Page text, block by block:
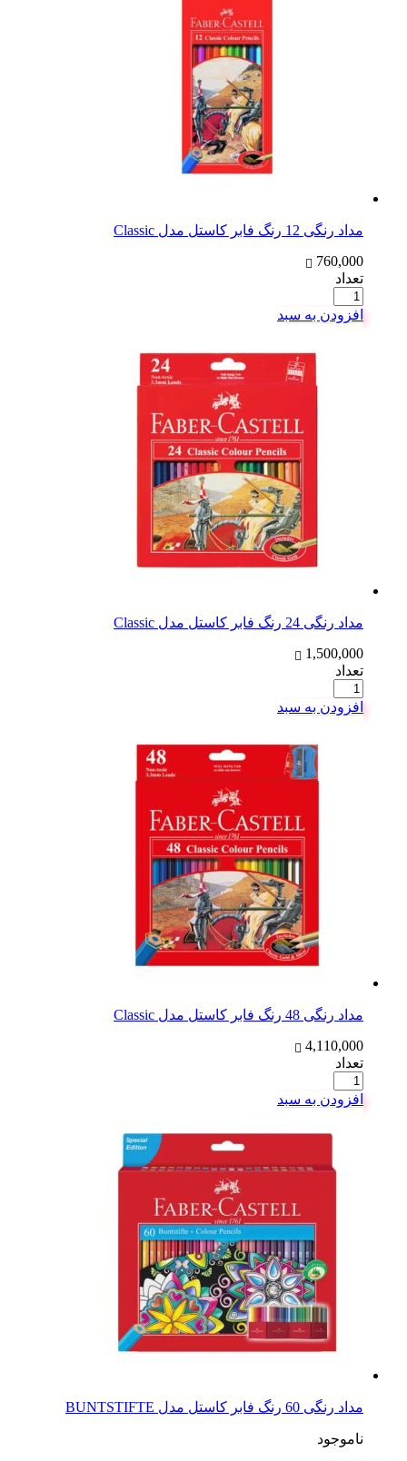
مداد رنگی 12 رنگ فابر کاستل مدل Classic
760,000
تعداد
افزودن به سبد
مداد رنگی 24 رنگ فابر کاستل مدل Classic
1,500,000
تعداد
افزودن به سبد
مداد رنگی 48 رنگ فابر کاستل مدل Classic
4,110,000
تعداد
افزودن به سبد
مداد رنگی 60 رنگ فابر کاستل مدل BUNTSTIFTE
ناموجود